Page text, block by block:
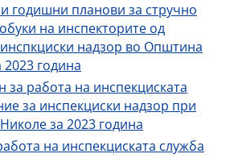
годишни планови за стручно
на инспекторите од
надзор во Општина
година
за работа на инспекциската
за инспекциски надзор при
за 2023 година
на инспекциската служба